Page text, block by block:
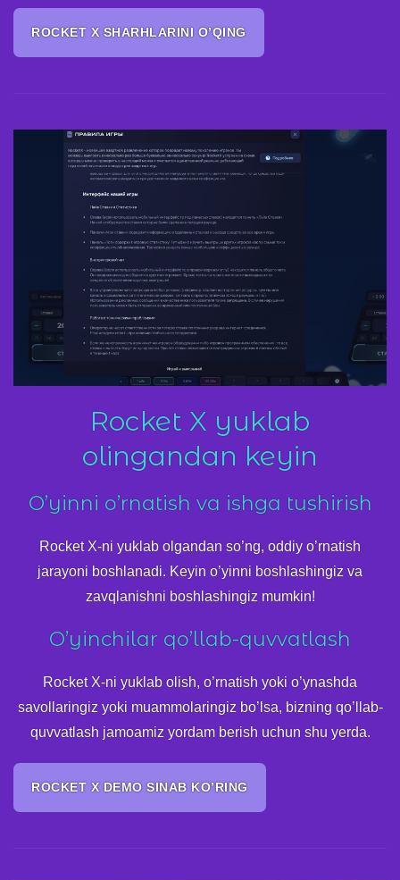
ROCKET X SHARHLARINI O’QING
Rocket X yuklab
olingandan keyin
O’yinni o’rnatish va ishga tushirish
Rocket X-ni yuklab olgandan so’ng, oddiy o’rnatish
jarayoni boshlanadi. Keyin o’yinni boshlashingiz va
zavqlanishni boshlashingiz mumkin!
O’yinchilar qo’llab-quvvatlash
Rocket X-ni yuklab olish, o’rnatish yoki o’ynashda
savollaringiz yoki muammolaringiz bo’lsa, bizning qo’llab-
quvvatlash jamoamiz yordam berish uchun shu yerda.
ROCKET X DEMO SINAB KO’RING